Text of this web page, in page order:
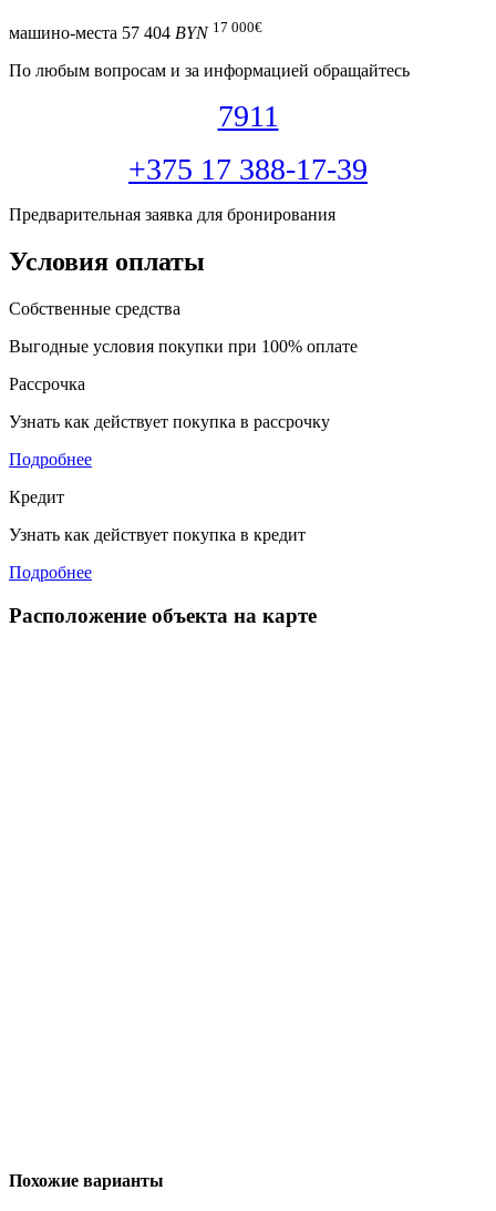
машино-места 57 404 BYN 17 000€
По любым вопросам и за информацией обращайтесь
7911
+375 17 388-17-39
Предварительная заявка для бронирования
Условия оплаты
Собственные средства
Выгодные условия покупки при 100% оплате
Рассрочка
Узнать как действует покупка в рассрочку
Подробнее
Кредит
Узнать как действует покупка в кредит
Подробнее
Расположение объекта на карте
Похожие варианты